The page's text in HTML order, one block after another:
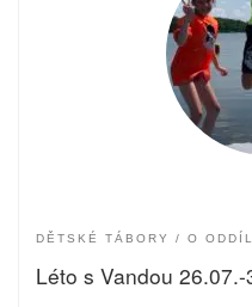
DĚTSKÉ TÁBORY O
Léto s Vandou 26.07.-